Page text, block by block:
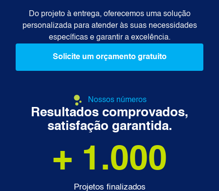
Do projeto à entrega, oferecemos uma solução
personalizada para atender às suas necessidades
específicas e garantir a excelência.
Solicite um orçamento gratuito
Nossos números
Resultados comprovados,
satisfação garantida.
Projetos finalizados
+ 1.000